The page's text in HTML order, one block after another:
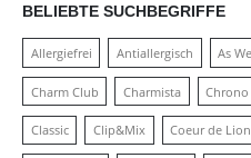
BELIEBTE SUCHBEGRIFFE
Allergiefrei Antiallergisch As
Charm Club Charmista Chrono
Classic Clip&Mix Coeur de